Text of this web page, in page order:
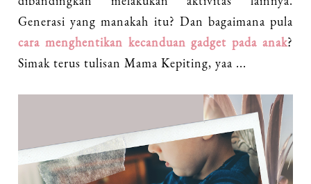
Generasi yang manakah itu? Dan bagaimana pula
cara menghentikan kecanduan gadget pada anak?
Simak terus tulisan Mama Kepiting, yaa ...